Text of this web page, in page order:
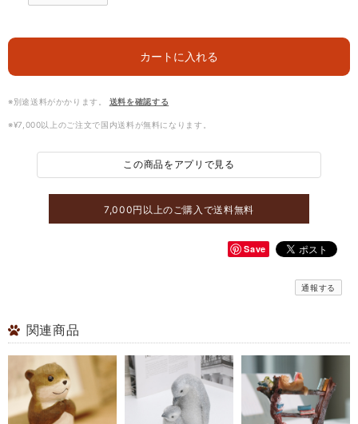
カートに入れる
※別途送料がかかります。 送料を確認する
※¥7,000以上のご注文で国内送料が無料になります。
この商品をアプリで見る
7,000円以上のご購入で送料無料
Save
通報する
関連商品